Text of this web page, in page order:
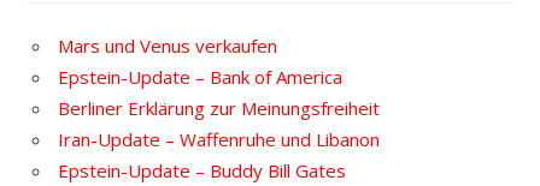
Mars und Venus verkaufen
Epstein-Update – Bank of America
Berliner Erklärung zur Meinungsfreiheit
Iran-Update – Waffenruhe und Libanon
Epstein-Update – Buddy Bill Gates